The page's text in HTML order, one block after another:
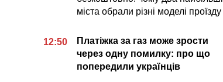
міста обрали різні моделі проїзду
12:50
Платіжка за газ може зрости
через одну помилку: про що
попередили українців